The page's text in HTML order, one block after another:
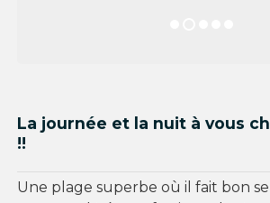
La journée et la nuit à vous
!!
Une plage superbe où il fait bon